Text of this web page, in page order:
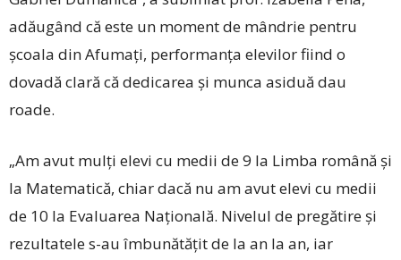
adăugând că este un moment de mândrie pentru
școala din Afumați, performanța elevilor fiind o
dovadă clară că dedicarea și munca asiduă dau
roade.
„Am avut mulți elevi cu medii de 9 la Limba română și
la Matematică, chiar dacă nu am avut elevi cu medii
de 10 la Evaluarea Națională. Nivelul de pregătire și
rezultatele s-au îmbunătățit de la an la an, iar